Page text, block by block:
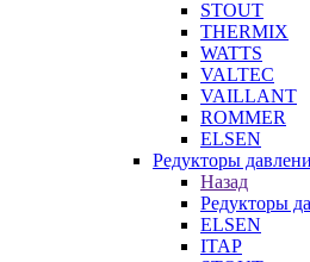
STOUT
THERMIX
WATTS
VALTEC
VAILLANT
ROMMER
ELSEN
Редукторы
Назад
Редукторы
ELSEN
ITAP